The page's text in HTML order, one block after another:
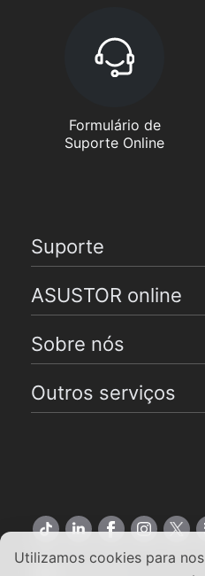
Utilizamos cookies para nos
Formulário de
Suporte Online
Suporte
ASUSTOR online
Sobre nós
Outros serviços